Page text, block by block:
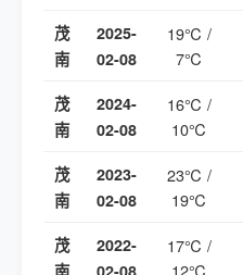
茂
南
2025-
02-08
19℃ /
7℃
茂
南
2024-
02-08
16℃ /
10℃
茂
南
2023-
02-08
23℃ /
19℃
茂
南
2022-
02-08
17℃ /
12℃